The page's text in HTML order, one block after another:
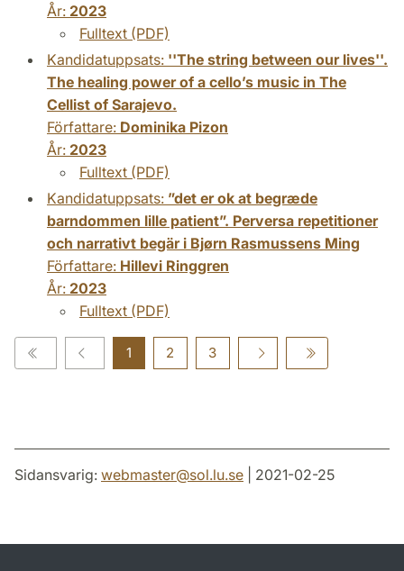
År: 2023
Fulltext (PDF)
Kandidatuppsats: ''The string between our lives''.
The healing power of a cello’s music in The
Cellist of Sarajevo.
Författare: Dominika Pizon
År: 2023
Fulltext (PDF)
Kandidatuppsats: ”det er ok at begræde
barndommen lille patient”. Perversa repetitioner
och narrativt begär i Bjørn Rasmussens Ming
Författare: Hillevi Ringgren
År: 2023
Fulltext (PDF)
1 2 3
Sidansvarig: webmaster@sol.lu.se | 2021-02-25